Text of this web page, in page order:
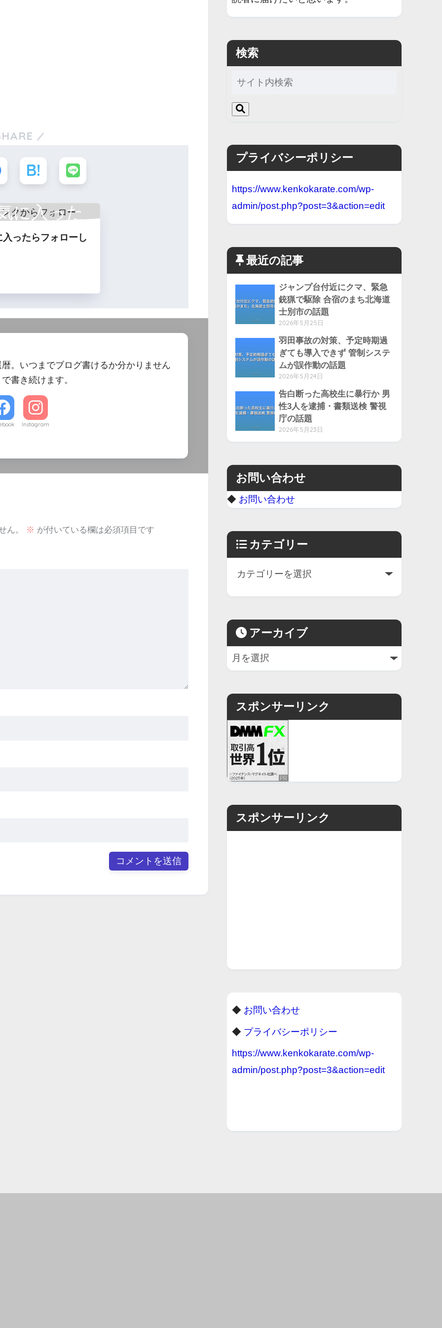
に入った
ォロー
ったらフォローし
。いつまでブログ書けるか分かりません
書き続けます。
Instagram
ん。 ※ が付いている欄は必須項目です
検索
プライバシーポリシー
https://www.kenkokarate.com/wp-
admin/post.php?post=3&action=edit
最近の記事
ジャンプ台付近にクマ、緊急
銃猟で駆除 合宿のまち北海道
士別市の話題
2026年5月25日
羽田事故の対策、予定時期過
ぎても導入できず 管制システ
ムが誤作動の話題
2026年5月24日
告白断った高校生に暴行か 男
性3人を逮捕・書類送検 警視
庁の話題
2026年5月23日
お問い合わせ
◆ お問い合わせ
カテゴリー
アーカイブ
スポンサーリンク
スポンサーリンク
◆ お問い合わせ
◆ プライバシーポリシー
https://www.kenkokarate.com/wp-
admin/post.php?post=3&action=edit